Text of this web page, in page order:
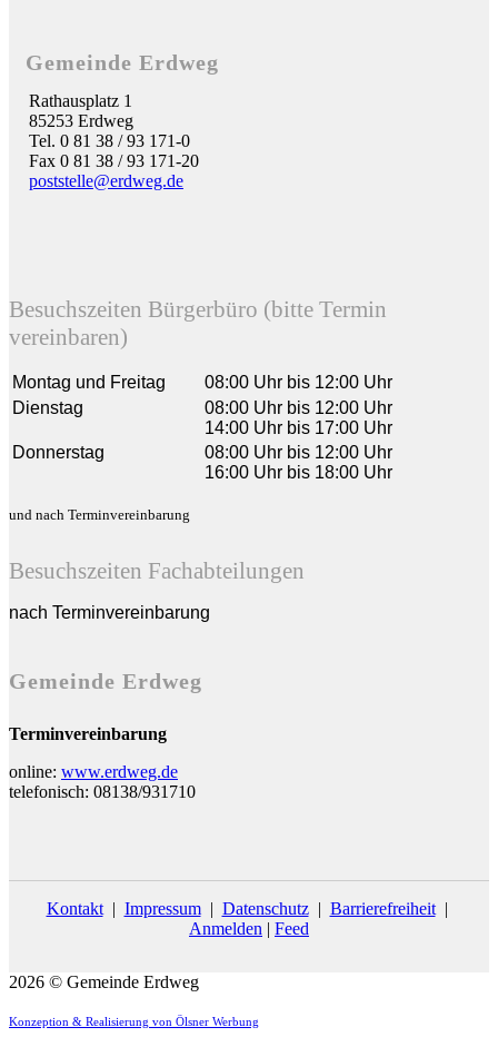
Gemeinde Erdweg
Rathausplatz 1
85253 Erdweg
Tel. 0 81 38 / 93 171-0
Fax 0 81 38 / 93 171-20
poststelle@erdweg.de
Besuchszeiten Bürgerbüro (bitte Termin
vereinbaren)
Montag und Freitag
08:00 Uhr bis 12:00 Uhr
Dienstag
08:00 Uhr bis 12:00 Uhr
14:00 Uhr bis 17:00 Uhr
Donnerstag
08:00 Uhr bis 12:00 Uhr
16:00 Uhr bis 18:00 Uhr
und nach Terminvereinbarung
Besuchszeiten Fachabteilungen
nach Terminvereinbarung
Gemeinde Erdweg
Terminvereinbarung
online: www.erdweg.de
telefonisch: 08138/931710
Kontakt| Impressum| Datenschutz| Barrierefreiheit|
Anmelden | Feed
2026 © Gemeinde Erdweg
Konzeption & Realisierung von Ölsner Werbung